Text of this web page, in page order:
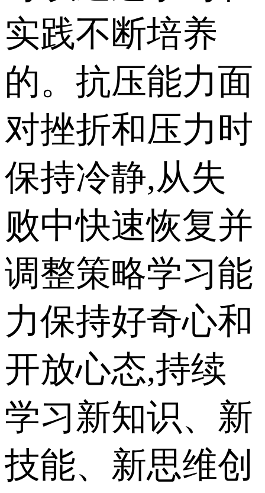
实践不断培养
的。抗压能力面
对挫折和压力时
保持冷静,从失
败中快速恢复并
调整策略学习能
力保持好奇心和
开放心态,持续
学习新知识、新
技能、新思维创